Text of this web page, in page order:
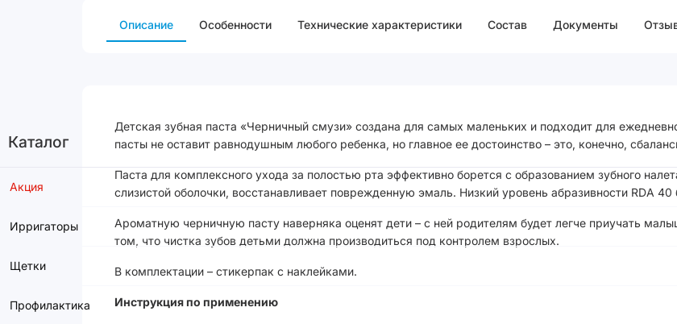
Каталог
Акция
Ирригаторы
Щетки
Профилактика
Описание Особенности Технические характеристики Cостав Документы
Детская зубная паста «Черничный смузи» создана для самых маленьких и подходит для
пасты не оставит равнодушным любого ребенка, но главное ее достоинство – это, конечно,
Паста для комплексного ухода за полостью рта эффективно борется с образованием зубного
слизистой оболочки, восстанавливает поврежденную эмаль. Низкий уровень абразивности RDA
Ароматную черничную пасту наверняка оценят дети – с ней родителям будет легче приучать
том, что чистка зубов детьми должна производиться под контролем взрослых.
В комплектации – стикерпак с наклейками.
Инструкция по применению